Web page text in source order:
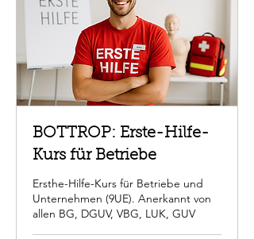
BOTTROP: Erste-Hilfe-
Kurs für Betriebe
Ersthe-Hilfe-Kurs für Betriebe und
Unternehmen (9UE). Anerkannt von
allen BG, DGUV, VBG, LUK, GUV